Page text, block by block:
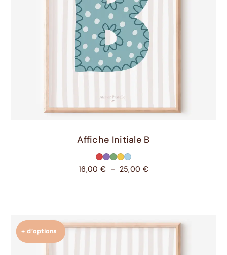
Choix Des Options
Affiche Initiale B
16,00 € – 25,00 €
+ d’options